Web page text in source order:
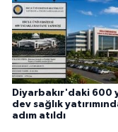
Diyarbakır'daki 600
dev sağlık
adım atıldı